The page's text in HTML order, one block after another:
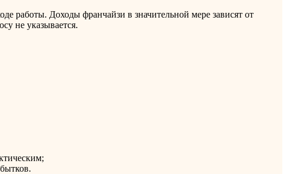
работы. Доходы франчайзи в значительной мере зависят от
не указывается.